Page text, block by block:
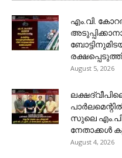
​എം.വി.
August 5, 2026
സുലെ
നേതാക്കൾ
August 4, 2026